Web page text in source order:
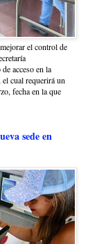
el control de
acceso en la
cual requerirá un
fecha en la que
sede en